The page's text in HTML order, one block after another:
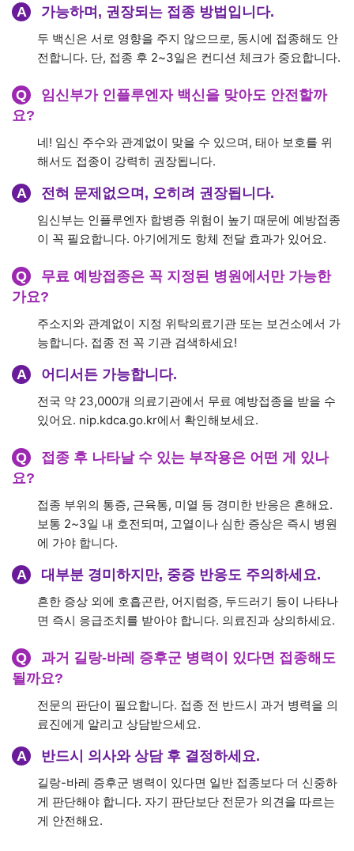
A 가능하며, 권장되는 접종 방법입니다.
두 백신은 서로 영향을 주지 않으므로, 동시에 접종해도 안
전합니다. 단, 접종 후 2~3일은 컨디션 체크가 중요합니다.
Q
임신부가 인플루엔자 백신을 맞아도 안전할까
요?
네! 임신 주수와 관계없이 맞을 수 있으며, 태아 보호를 위
해서도 접종이 강력히 권장됩니다.
A 전혀 문제없으며, 오히려 권장됩니다.
임신부는 인플루엔자 합병증 위험이 높기 때문에 예방접종
이 꼭 필요합니다. 아기에게도 항체 전달 효과가 있어요.
Q
무료 예방접종은 꼭 지정된 병원에서만 가능한
가요?
주소지와 관계없이 지정 위탁의료기관 또는 보건소에서 가
능합니다. 접종 전 꼭 기관 검색하세요!
A 어디서든 가능합니다.
전국 약 23,000개 의료기관에서 무료 예방접종을 받을 수
있어요. nip.kdca.go.kr에서 확인해보세요.
Q
접종 후 나타날 수 있는 부작용은 어떤 게 있나
요?
접종 부위의 통증, 근육통, 미열 등 경미한 반응은 흔해요.
보통 2~3일 내 호전되며, 고열이나 심한 증상은 즉시 병원
에 가야 합니다.
A 대부분 경미하지만, 중증 반응도 주의하세요.
흔한 증상 외에 호흡곤란, 어지럼증, 두드러기 등이 나타나
면 즉시 응급조치를 받아야 합니다. 의료진과 상의하세요.
Q
과거 길랑-바레 증후군 병력이 있다면 접종해도
될까요?
전문의 판단이 필요합니다. 접종 전 반드시 과거 병력을 의
료진에게 알리고 상담받으세요.
A 반드시 의사와 상담 후 결정하세요.
길랑-바레 증후군 병력이 있다면 일반 접종보다 더 신중하
게 판단해야 합니다. 자기 판단보단 전문가 의견을 따르는
게 안전해요.